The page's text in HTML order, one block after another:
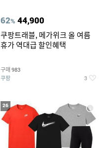
62% 44,900
쿠팡트래블, 메가위크 올 여름
휴가 역대급 할인혜택
구매 983
쿠팡 3
26